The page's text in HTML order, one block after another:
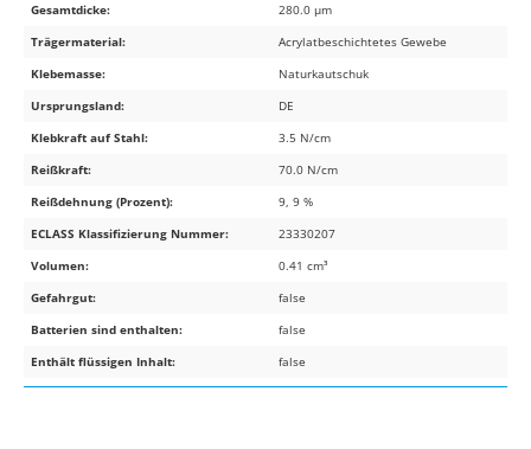
Gesamtdicke:
280.0 µm
Trägermaterial:
Acrylatbeschichtetes Gewebe
Klebemasse:
Naturkautschuk
Ursprungsland:
DE
Klebkraft auf Stahl:
3.5 N/cm
Reißkraft:
70.0 N/cm
Reißdehnung (Prozent):
9, 9 %
ECLASS Klassifizierung Nummer:
23330207
Volumen:
0.41 cm³
Gefahrgut:
false
Batterien sind enthalten:
false
Enthält flüssigen Inhalt:
false